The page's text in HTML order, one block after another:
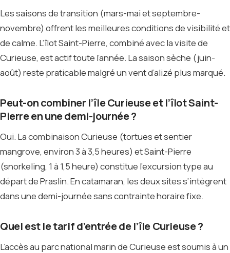
Les saisons de transition (mars-mai et septembre-
novembre) offrent les meilleures conditions de visibilité et
de calme. L’îlot Saint-Pierre, combiné avec la visite de
Curieuse, est actif toute l’année. La saison sèche (juin-
août) reste praticable malgré un vent d’alizé plus marqué.
Peut-on combiner l’île Curieuse et l’îlot Saint-
Pierre en une demi-journée ?
Oui. La combinaison Curieuse (tortues et sentier
mangrove, environ 3 à 3,5 heures) et Saint-Pierre
(snorkeling, 1 à 1,5 heure) constitue l’excursion type au
départ de Praslin. En catamaran, les deux sites s’intègrent
dans une demi-journée sans contrainte horaire fixe.
Quel est le tarif d’entrée de l’île Curieuse ?
L’accès au parc national marin de Curieuse est soumis à un